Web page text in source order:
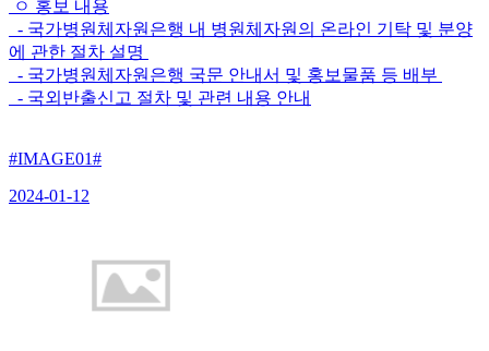
ㅇ 홍보 내용
- 국가병원체자원은행 내 병원체자원의 온라인 기탁 및 분양
에 관한 절차 설명
- 국가병원체자원은행 국문 안내서 및 홍보물품 등 배부
- 국외반출신고 절차 및 관련 내용 안내
#IMAGE01#
2024-01-12